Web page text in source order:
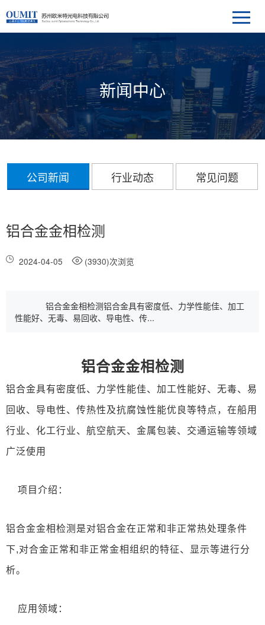
新闻中心
公司新闻 行业动态 常见问题
铝合金金相检测
2024-04-05 (3930)次浏览
铝合金金相检测铝合金具有密度低、力学性能佳、加工
性能好、无毒、易回收、导电性、传...
铝合金金相检测
铝合金具有密度低、力学性能佳、加工性能好、无毒、易
回收、导电性、传热性及抗腐蚀性能优良等特点，在船用
行业、化工行业、航空航天、金属包装、交通运输等领域
广泛使用
项目介绍 ：
铝合金金相检测是对铝合金在正常和非正常热处理条件
下,对合金正常和非正常金相组织的特征、显示等进行分
析。
应用领域 ：